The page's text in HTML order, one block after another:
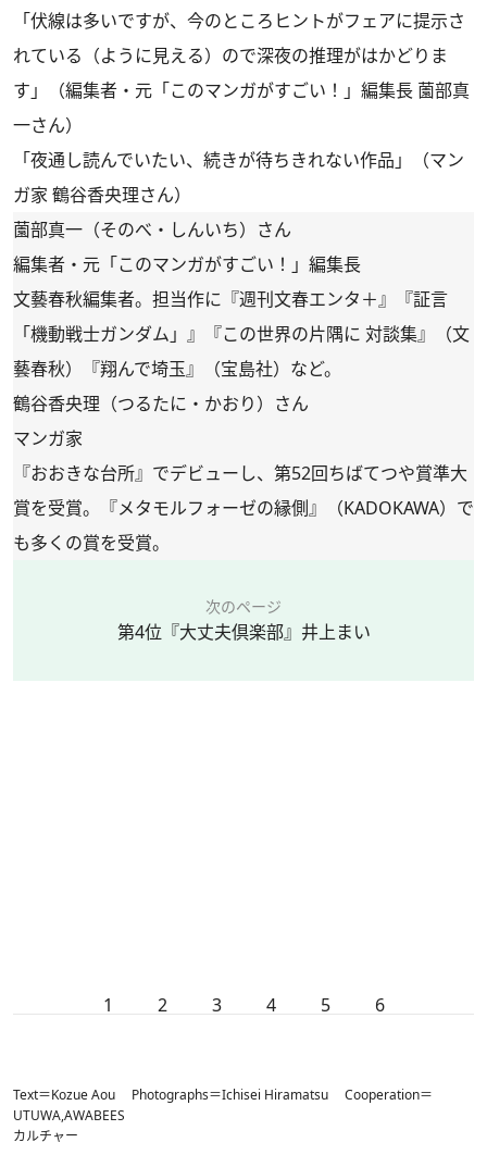
「伏線は多いですが、今のところヒントがフェアに提示さ
れている（ように見える）ので深夜の推理がはかどりま
す」（編集者・元「このマンガがすごい！」編集長 薗部真
一さん）
「夜通し読んでいたい、続きが待ちきれない作品」（マン
ガ家 鶴谷香央理さん）
薗部真一（そのべ・しんいち）さん
編集者・元「このマンガがすごい！」編集長
文藝春秋編集者。担当作に『週刊文春エンタ＋』『証言
「機動戦士ガンダム」』『この世界の片隅に 対談集』（文
藝春秋）『翔んで埼玉』（宝島社）など。
鶴谷香央理（つるたに・かおり）さん
マンガ家
『おおきな台所』でデビューし、第52回ちばてつや賞準大
賞を受賞。『メタモルフォーゼの縁側』（KADOKAWA）で
も多くの賞を受賞。
次のページ
第4位『大丈夫倶楽部』井上まい
1 2 3 4 5 6
Text＝Kozue Aou Photographs＝Ichisei Hiramatsu Cooperation＝
UTUWA,AWABEES
カルチャー